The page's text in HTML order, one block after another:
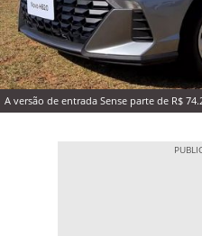
A versão de entrada Sense parte de R$